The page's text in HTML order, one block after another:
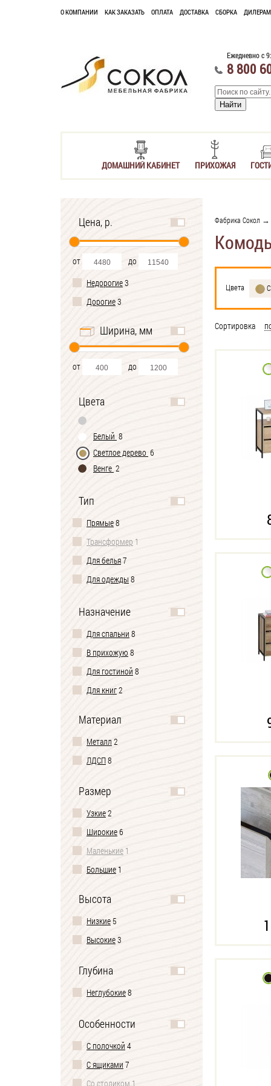
О КОМПАНИИ КАК ЗАКАЗАТЬ ОПЛАТА ДОСТАВКА СБОРКА ДИЛЕРАМ
Ежедневно с
8 800
ДОМАШНИЙ КАБИНЕТ ПРИХОЖАЯ
Цена, р.
от
до
Недорогие3
Дорогие3
Ширина, мм
от до
Цвета
Белый 8
Светлое дерево 6
Венге 2
Тип
Прямые8
Трансформер 1
Для белья7
Для одежды 8
Туалетный комод-столик1
Назначение
Для спальни 8
В прихожую 8
Для гостиной 8
Для книг2
Материал
Металл 2
ЛДСП8
Размер
Узкие2
Широкие6
Маленькие 1
Большие 1
Высота
Низкие 5
Высокие3
Глубина
Неглубокие8
Особенности
С полочкой 4
С ящиками 7
Со столиком 1
Фабрика Сокол →
Цвета
Сортировка